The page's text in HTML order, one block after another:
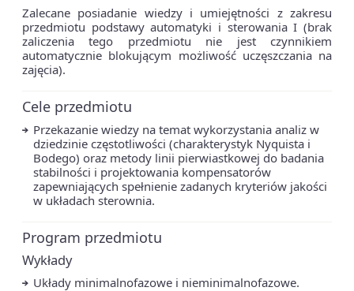
Zalecane posiadanie wiedzy i umiejętności z zakresu
przedmiotu podstawy automatyki i sterowania I (brak
zaliczenia tego przedmiotu nie jest czynnikiem
automatycznie blokującym możliwość uczęszczania na
zajęcia).
Cele przedmiotu
Przekazanie wiedzy na temat wykorzystania analiz w
dziedzinie częstotliwości (charakterystyk Nyquista i
Bodego) oraz metody linii pierwiastkowej do badania
stabilności i projektowania kompensatorów
zapewniających spełnienie zadanych kryteriów jakości
w układach sterownia.
Program przedmiotu
Wykłady
Układy minimalnofazowe i nieminimalnofazowe.